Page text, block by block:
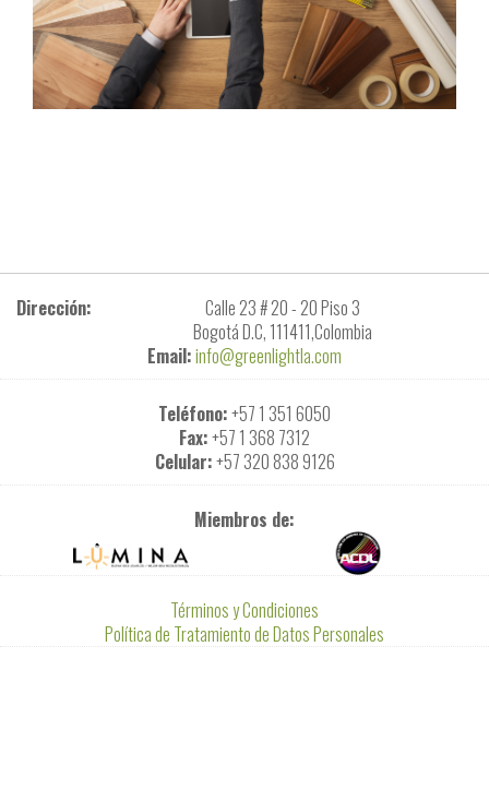
Dirección:
Calle 23 # 20 - 20 Piso 3
Bogotá D.C, 111411,Colombia
Email:info@greenlightla.com
Teléfono:+57 1 351 6050
Fax:+57 1 368 7312
Celular:+57 320 838 9126
Miembros de:
Términos y Condiciones
Política de Tratamiento de Datos Personales